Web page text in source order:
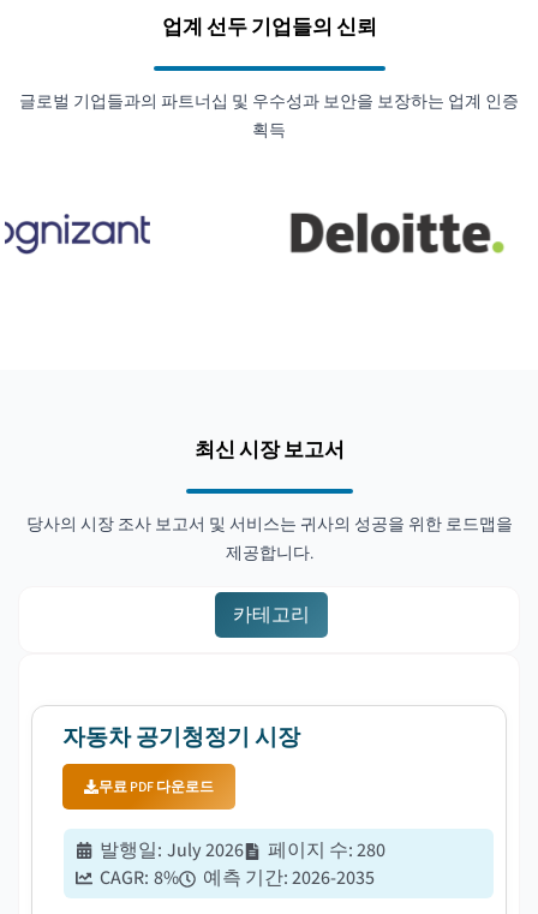
업계 선두 기업들의 신뢰
글로벌 기업들과의 파트너십 및 우수성과 보안을 보장하는 업계 인증
획득
최신 시장 보고서
당사의 시장 조사 보고서 및 서비스는 귀사의 성공을 위한 로드맵을
제공합니다.
카테고리
자동차 공기청정기 시장
무료 PDF 다운로드
발행일: July 2026 페이지 수:280
CAGR: 8% 예측 기간:2026-2035